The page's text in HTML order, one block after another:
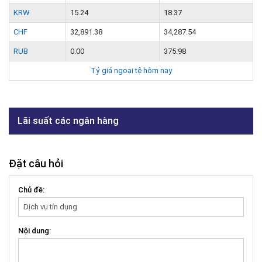
KRW 15.24 18.37
CHF 32,891.38 34,287.54
RUB 0.00 375.98
Tỷ giá ngoại tệ hôm nay
Lãi suất các ngân hàng
Đặt câu hỏi
Chủ đề:
Nội dung: